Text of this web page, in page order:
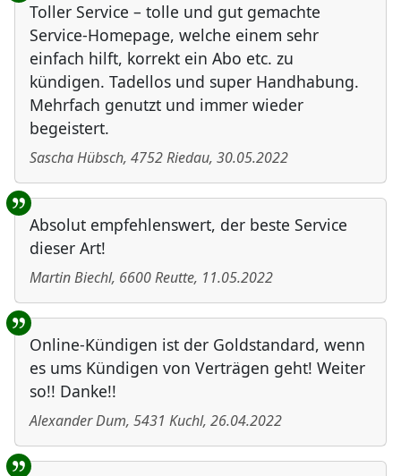
Toller Service – tolle und gut gemachte
Service-Homepage, welche einem sehr
einfach hilft, korrekt ein Abo etc. zu
kündigen. Tadellos und super Handhabung.
Mehrfach genutzt und immer wieder
begeistert.
Sascha Hübsch, 4752Riedau, 30.05.2022
Absolut empfehlenswert, der beste Service
dieser Art!
Martin Biechl, 6600Reutte, 11.05.2022
Online-Kündigen ist der Goldstandard, wenn
es ums Kündigen von Verträgen geht! Weiter
so!! Danke!!
Alexander Dum, 5431 Kuchl, 26.04.2022